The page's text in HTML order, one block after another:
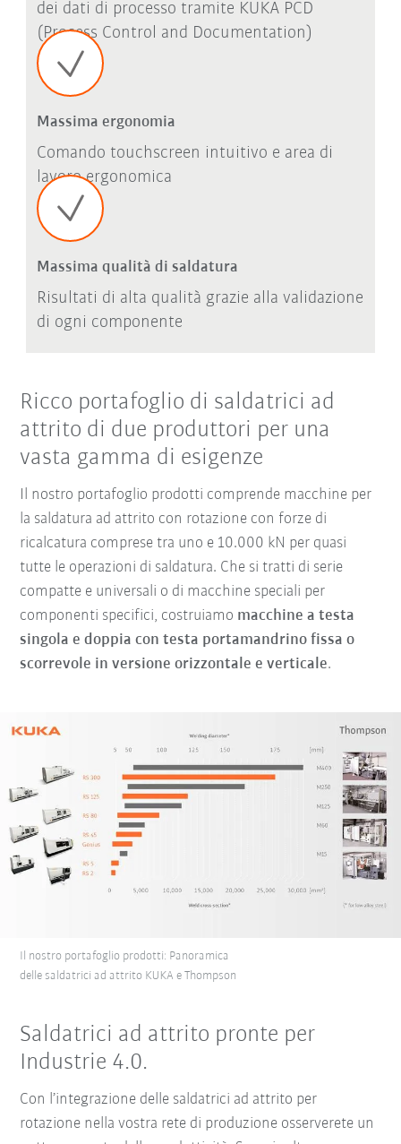
dei dati di processo tramite KUKA PCD
(Process Control and Documentation)
Massima ergonomia
Comando touchscreen intuitivo e area di
lavoro ergonomica
Massima qualità di saldatura
Risultati di alta qualità grazie alla validazione
di ogni componente
Ricco portafoglio di saldatrici ad
attrito di due produttori per una
vasta gamma di esigenze
Il nostro portafoglio prodotti comprende macchine per
la saldatura ad attrito con rotazione con forze di
ricalcatura comprese tra uno e 10.000 kN per quasi
tutte le operazioni di saldatura. Che si tratti di serie
compatte e universali o di macchine speciali per
componenti specifici, costruiamo macchine a testa
singola e doppia con testa portamandrino fissa o
scorrevole in versione orizzontale e verticale.
Il nostro portafoglio prodotti: Panoramica
delle saldatrici ad attrito KUKA e Thompson
Saldatrici ad attrito pronte per
Industrie 4.0.
Con l’integrazione delle saldatrici ad attrito per
rotazione nella vostra rete di produzione osserverete un